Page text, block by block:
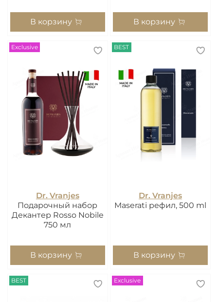
В корзину В корзину
Exclusive
Dr. Vranjes
Подарочный набор
Декантер Rosso Nobile
750 мл
В корзину
BEST
Dr. Vranjes
Maserati рефил, 500 ml
В корзину
BEST Exclusive